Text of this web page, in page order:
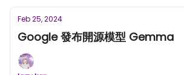
Feb 25, 2024
Google 發布開源模型 Gemma